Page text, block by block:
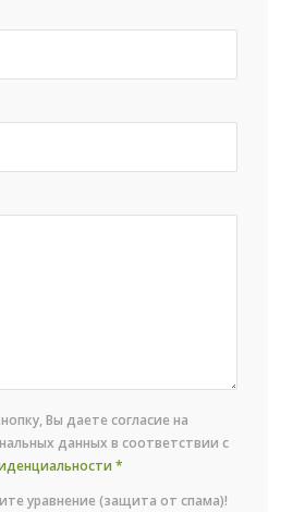
Вы даете согласие на
данных в соответствии с
*
уравнение (защита от спама)!